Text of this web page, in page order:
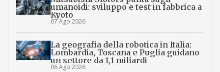
umanoidi: sviluppo e test in fabbrica a
Kyoto
07 Ago 2026
La geografia della robotica in Italia:
Lombardia, Toscana e Puglia guidano
un settore da 1,1 miliardi
06 Ago 2026